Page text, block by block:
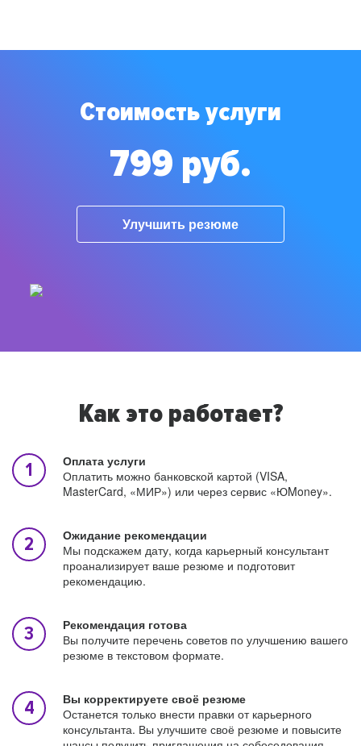
Стоимость услуги
799 руб.
Улучшить резюме
Как это работает?
Оплата услуги
Оплатить можно банковской картой (VISA,
MasterCard, «МИР») или через сервис «ЮMoney».
Ожидание рекомендации
Мы подскажем дату, когда карьерный консультант
проанализирует ваше резюме и подготовит
рекомендацию.
Рекомендация готова
Вы получите перечень советов по улучшению вашего
резюме в текстовом формате.
Вы корректируете своё резюме
Останется только внести правки от карьерного
консультанта. Вы улучшите своё резюме и повысите